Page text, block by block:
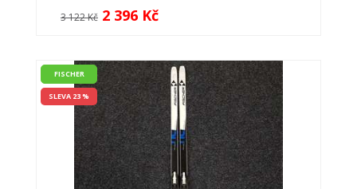
3 122 Kč 2 396 Kč
FISCHER
SLEVA 23 %